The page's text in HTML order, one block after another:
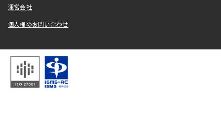
運営会社
個人様のお問い合わせ